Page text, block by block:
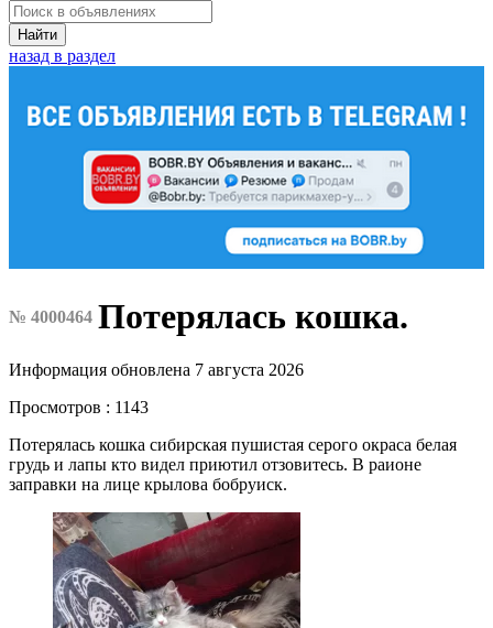
Найти
назад в раздел
№ 4000464 Потерялась кошка.
Информация обновлена 7 августа 2026
Просмотров : 1143
Потерялась кошка сибирская пушистая серого окраса белая
грудь и лапы кто видел приютил отзовитесь. В раионе
заправки на лице крылова бобруиск.